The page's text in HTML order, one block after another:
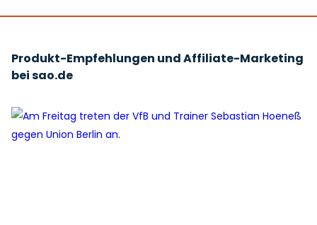
Produkt-Empfehlungen und Affiliate-Marketing
bei sao.de